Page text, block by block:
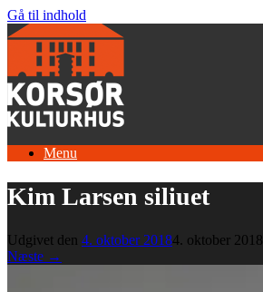
Gå til indhold
Menu
Kim Larsen siliuet
Udgivet den 4. oktober 20184. oktober 2018
Næste →